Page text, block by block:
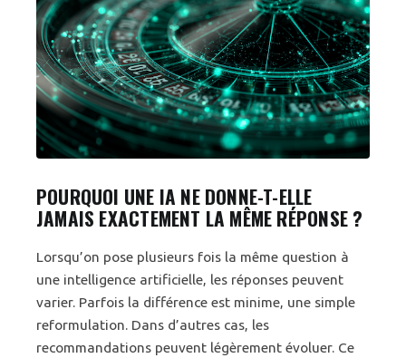
POURQUOI UNE IA NE DONNE-T-ELLE
JAMAIS EXACTEMENT LA MÊME RÉPONSE ?
Lorsqu’on pose plusieurs fois la même question à
une intelligence artificielle, les réponses peuvent
varier. Parfois la différence est minime, une simple
reformulation. Dans d’autres cas, les
recommandations peuvent légèrement évoluer. Ce